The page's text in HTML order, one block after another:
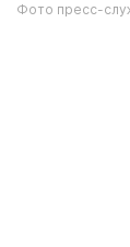
Фото пресс-